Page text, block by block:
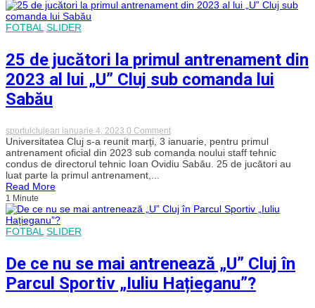
lui
vor
face
cantomentul?
FOTBAL SLIDER
25 de jucători la primul antrenament din
2023 al lui „U” Cluj sub comanda lui
Sabău
sportulclujean ianuarie 4, 2023 0 Commenton
25
de
jucători
la
2023
comanda
lui
Sabău
Universitatea Cluj s-a reunit marți, 3 ianuarie, pentru primul
antrenament oficial din 2023 sub comanda noului staff tehnic
condus de directorul tehnic Ioan Ovidiu Sabău. 25 de jucători au
luat parte la primul antrenament,...
Read More
1 Minute
FOTBAL SLIDER
De ce nu se mai antrenează „U” Cluj în
Parcul Sportiv „Iuliu Hațieganu”?